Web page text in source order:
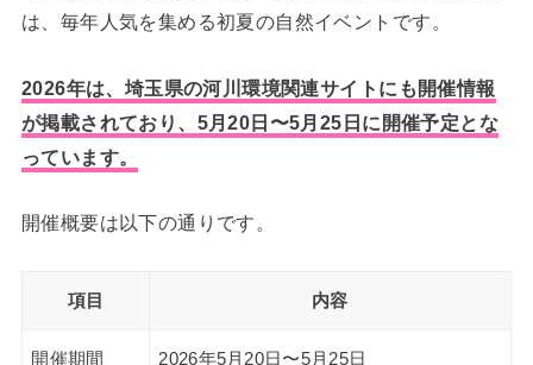
は、毎年人気を集める初夏の自然イベントです。
2026年は、埼玉県の河川環境関連サイトにも開催情報
が掲載されており、5月20日〜5月25日に開催予定とな
っています。
開催概要は以下の通りです。
項目 内容
開催期間 2026年5月20日〜5月25日